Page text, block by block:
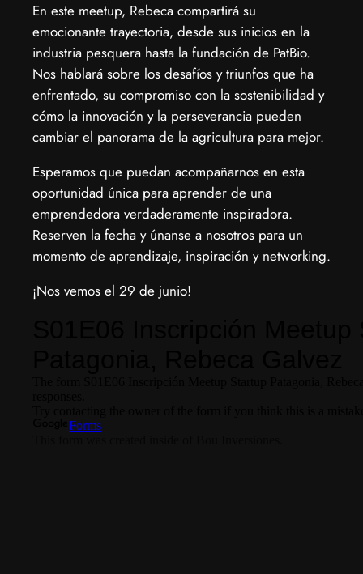
En este meetup, Rebeca compartirá su
emocionante trayectoria, desde sus inicios en la
industria pesquera hasta la fundación de PatBio.
Nos hablará sobre los desafíos y triunfos que ha
enfrentado, su compromiso con la sostenibilidad y
cómo la innovación y la perseverancia pueden
cambiar el panorama de la agricultura para mejor.
Esperamos que puedan acompañarnos en esta
oportunidad única para aprender de una
emprendedora verdaderamente inspiradora.
Reserven la fecha y únanse a nosotros para un
momento de aprendizaje, inspiración y networking.
¡Nos vemos el 29 de junio!